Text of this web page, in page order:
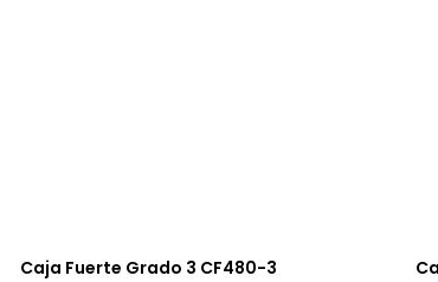
Caja Fuerte Grado 3 CF480-3